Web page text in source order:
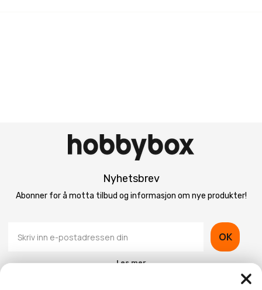
Nyhetsbrev
Abonner for å motta tilbud og informasjon om nye produkter!
OK
Les mer